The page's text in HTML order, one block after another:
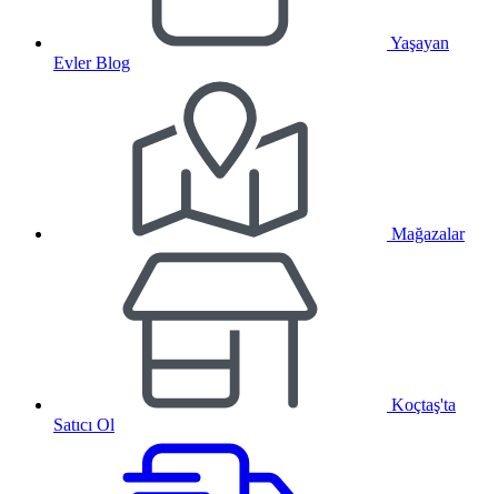
Yaşayan
Evler Blog
Mağazalar
Koçtaş'ta
Satıcı Ol